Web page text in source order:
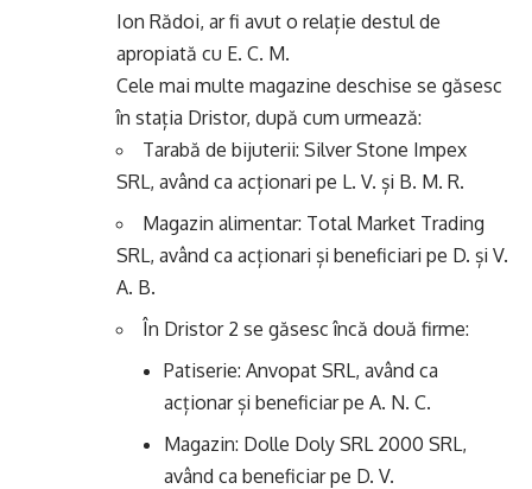
Ion Rădoi, ar fi avut o relație destul de
apropiată cu E. C. M.
Cele mai multe magazine deschise se găsesc
în stația Dristor, după cum urmează:
Tarabă de bijuterii: Silver Stone Impex
SRL, având ca acționari pe L. V. și B. M. R.
Magazin alimentar: Total Market Trading
SRL, având ca acționari și beneficiari pe D. și V.
A. B.
În Dristor 2 se găsesc încă două firme:
Patiserie: Anvopat SRL, având ca
acționar și beneficiar pe A. N. C.
Magazin: Dolle Doly SRL 2000 SRL,
având ca beneficiar pe D. V.